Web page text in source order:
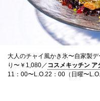
大人のチャイ風かき氷〜自家製
り〜￥1,080／ コスメキッチン ア
11：00〜L.O.22：00（日曜〜